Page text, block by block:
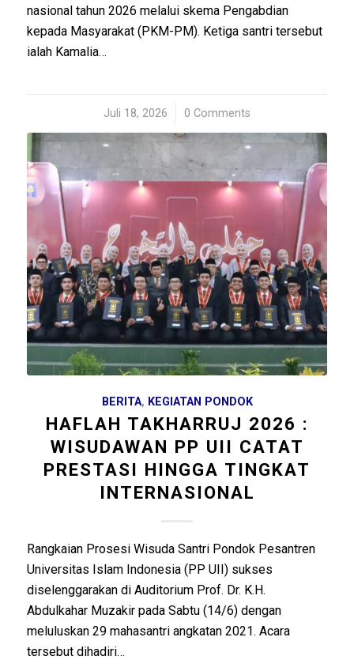
nasional tahun 2026 melalui skema Pengabdian
kepada Masyarakat (PKM-PM). Ketiga santri tersebut
ialah Kamalia…
Juli 18, 2026
/ 0 Comments
BERITA, KEGIATAN PONDOK
HAFLAH TAKHARRUJ 2026 :
WISUDAWAN PP UII CATAT
PRESTASI HINGGA TINGKAT
INTERNASIONAL
Rangkaian Prosesi Wisuda Santri Pondok Pesantren
Universitas Islam Indonesia (PP UII) sukses
diselenggarakan di Auditorium Prof. Dr. K.H.
Abdulkahar Muzakir pada Sabtu (14/6) dengan
meluluskan 29 mahasantri angkatan 2021. Acara
tersebut dihadiri…